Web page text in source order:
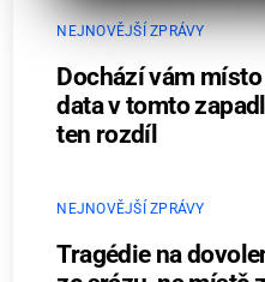
NEJNOVĚJŠÍ ZPRÁVY
Dochází vám
data v tomto
ten rozdíl
NEJNOVĚJŠÍ ZPRÁVY
Tragédie na